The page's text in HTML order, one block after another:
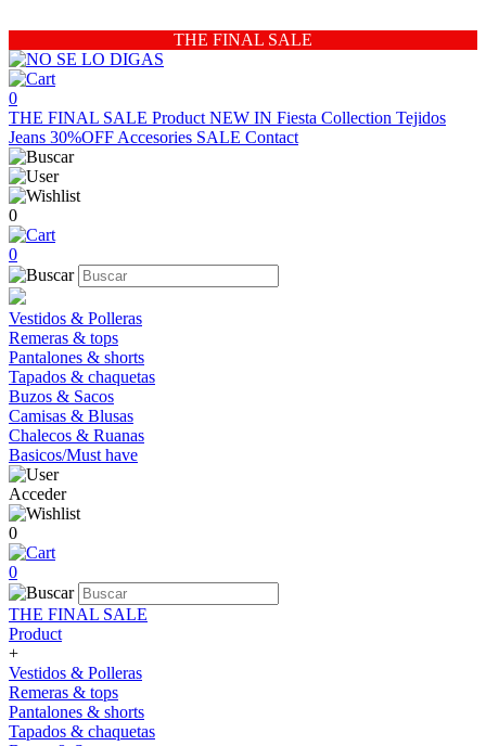
THE FINAL SALE
0
THE FINAL SALE Product NEW IN Fiesta Collection Tejidos
Jeans 30%OFF Accesories SALE Contact
0
0
Vestidos & Polleras
Remeras & tops
Pantalones & shorts
Tapados & chaquetas
Buzos & Sacos
Camisas & Blusas
Chalecos & Ruanas
Basicos/Must have
Acceder
0
0
THE FINAL SALE
Product
+
Vestidos & Polleras
Remeras & tops
Pantalones & shorts
Tapados & chaquetas